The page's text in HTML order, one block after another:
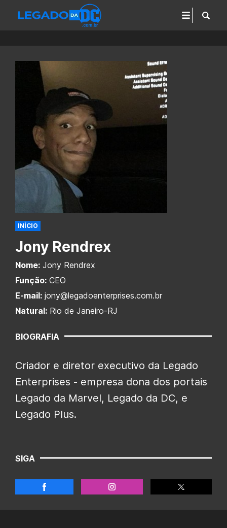
INÍCIO
Jony Rendrex
Nome: Jony Rendrex
Função: CEO
E-mail: jony@legadoenterprises.com.br
Natural: Rio de Janeiro-RJ
BIOGRAFIA
Criador e diretor executivo da Legado
Enterprises - empresa dona dos portais
Legado da Marvel, Legado da DC, e
Legado Plus.
SIGA